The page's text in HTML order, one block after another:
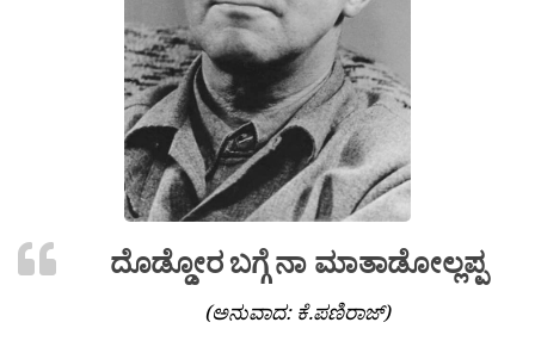
ದೊಡ್ಡೋರ ಬಗ್ಗೆ ನಾ ಮಾತಾಡೋಲ್ಲಪ್ಪ
(ಅನುವಾದ: ಕೆ.ಪಣಿರಾಜ್)